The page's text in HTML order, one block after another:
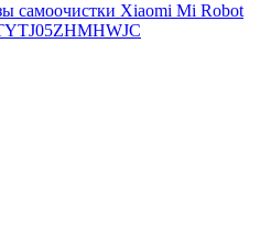
самоочистки Xiaomi Mi Robot